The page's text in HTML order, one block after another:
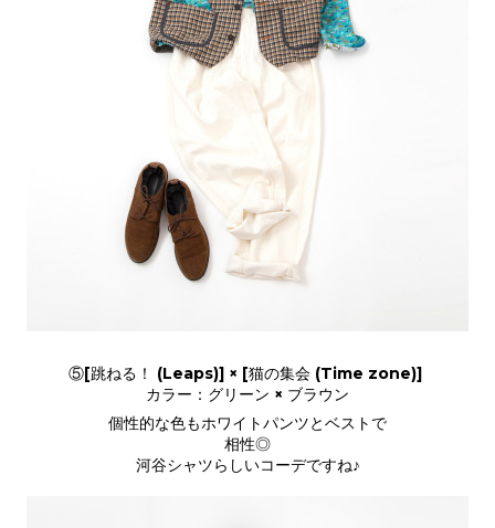
⑤[跳ねる！ (Leaps)] × [猫の集会 (Time zone)]
カラー：グリーン × ブラウン
個性的な色もホワイトパンツとベストで
相性◎
河谷シャツらしいコーデですね♪